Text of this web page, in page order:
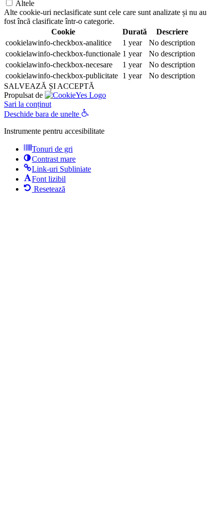
Altele
Alte cookie-uri neclasificate sunt cele care sunt analizate și nu au
fost încă clasificate într-o categorie.
Cookie
Durată
Descriere
cookielawinfo-checkbox-analitice
1 year
No description
cookielawinfo-checkbox-functionale 1 year
No description
cookielawinfo-checkbox-necesare
1 year
No description
cookielawinfo-checkbox-publicitate 1 year
No description
SALVEAZĂ ȘI ACCEPTĂ
Propulsat de
Sari la conținut
Deschide bara de unelte
Instrumente pentru accesibilitate
Tonuri de gri
Contrast mare
Link-uri Subliniate
Font lizibil
Resetează